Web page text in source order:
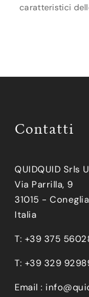
caratteristici
Contatti
QUIDQUID Srls
Via Parrilla, 9
31015 -
Italia
T: +39 375
T: +39 329
Email :